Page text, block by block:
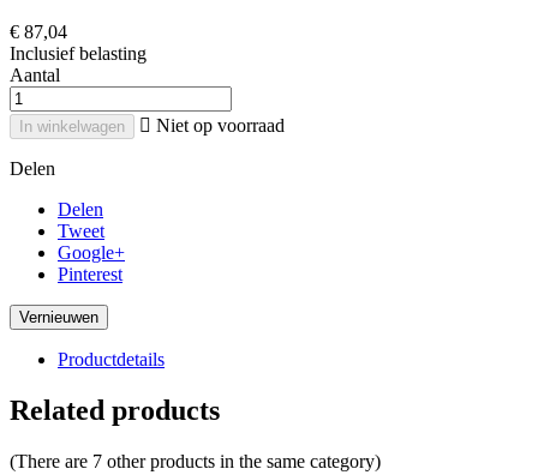
€ 87,04
Inclusief belasting
Aantal
In winkelwagen  Niet op voorraad
Delen
Delen
Tweet
Google+
Pinterest
Productdetails
Related products
(There are 7 other products in the same category)